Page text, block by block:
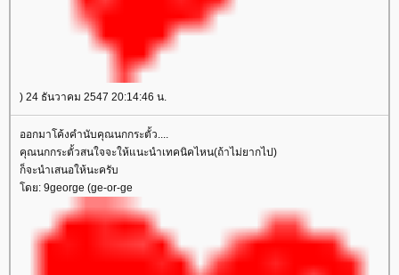
) 24 ธันวาคม 2547 20:14:46 น.
ออกมาโค้งคำนับคุณนกกระตั้ว....
คุณนกกระตั้วสนใจจะให้แนะนำเทคนิคไหน(ถ้าไม่ยากไป)
ก็จะนำเสนอให้นะครับ
ดย: 9george (ge-or-ge